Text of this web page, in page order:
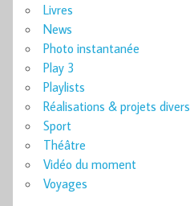
Livres
News
Photo instantanée
Play 3
Playlists
Réalisations & projets divers
Sport
Théâtre
Vidéo du moment
Voyages